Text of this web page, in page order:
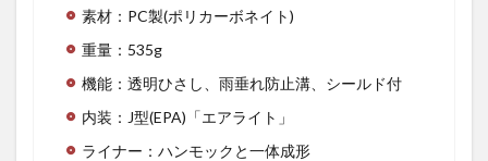
素材：PC製(ポリカーボネイト)
重量：535g
機能：透明ひさし、雨垂れ防止溝、シールド付
内装：J型(EPA)「エアライト」
ライナー：ハンモックと一体成形